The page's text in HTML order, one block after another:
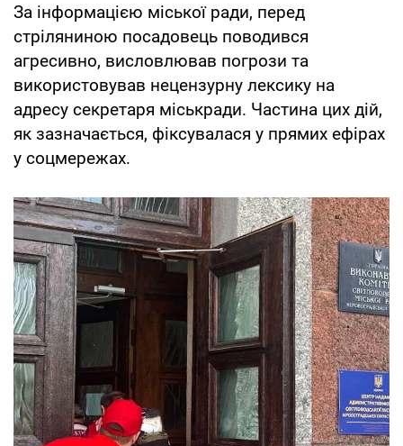
За інформацією міської ради, перед
стріляниною посадовець поводився
агресивно, висловлював погрози та
використовував нецензурну лексику на
адресу секретаря міськради. Частина цих дій,
як зазначається, фіксувалася у прямих ефірах
у соцмережах.